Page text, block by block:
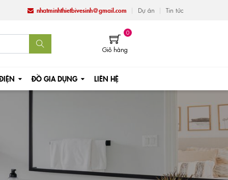
nhatminhthietbivesinh@gmail.com Dự án Tin tức
0
Giỏ hàng
ĐỒ GIA DỤNG LIÊN HỆ